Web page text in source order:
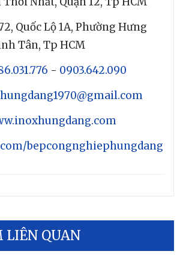
Quốc Lộ 1A, Phường Hưng
Tân, Tp HCM
- 0903.642.090
bepcongnghiephungdang
LIÊN QUAN